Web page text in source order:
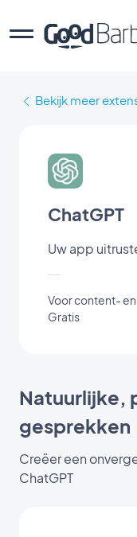
Bekijk meer
ChatGPT
Uw app
Voor content-
Gratis
Natuurlijke,
gesprekken
Creëer een
ChatGPT